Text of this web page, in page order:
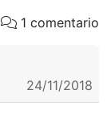
1 comentario
24/11/2018